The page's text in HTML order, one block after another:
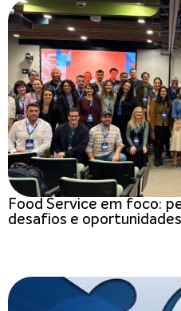
Food Service em foco:
desafios e